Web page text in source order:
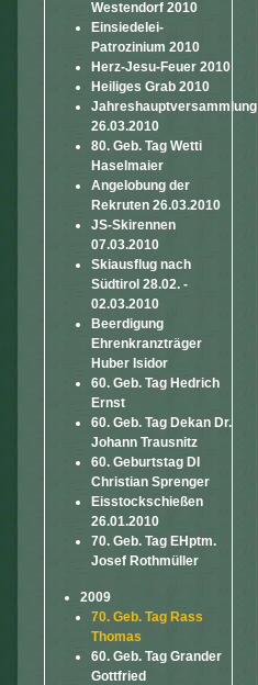
Westendorf 2010
Einsiedelei-
Patrozinium 2010
Herz-Jesu-Feuer 2010
Heiliges Grab 2010
Jahreshauptversammlung
26.03.2010
80. Geb. Tag Wetti
Haselmaier
Angelobung der
Rekruten 26.03.2010
JS-Skirennen
07.03.2010
Skiausflug nach
Südtirol 28.02. -
02.03.2010
Beerdigung
Ehrenkranzträger
Huber Isidor
60. Geb. Tag Hedrich
Ernst
60. Geb. Tag Dekan Dr.
Johann Trausnitz
60. Geburtstag DI
Christian Sprenger
Eisstockschießen
26.01.2010
70. Geb. Tag EHptm.
Josef Rothmüller
2009
70. Geb. Tag Rass
Thomas
60. Geb. Tag Grander
Gottfried